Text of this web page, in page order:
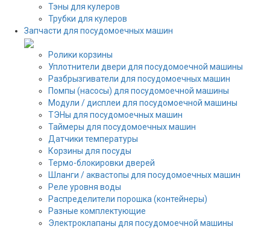
Тэны для кулеров
Трубки для кулеров
Запчасти для посудомоечных машин
Ролики корзины
Уплотнители двери для посудомоечной машины
Разбрызгиватели для посудомоечных машин
Помпы (насосы) для посудомоечной машины
Модули / дисплеи для посудомоечной машины
ТЭНы для посудомоечных машин
Таймеры для посудомоечных машин
Датчики температуры
Корзины для посуды
Термо-блокировки дверей
Шланги / аквастопы для посудомоечных машин
Реле уровня воды
Распределители порошка (контейнеры)
Разные комплектующие
Электроклапаны для посудомоечной машины